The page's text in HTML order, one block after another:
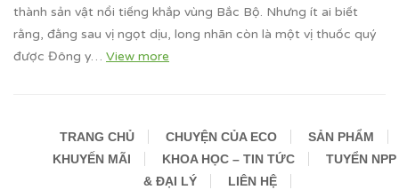
thành sản vật nổi tiếng khắp vùng Bắc Bộ. Nhưng ít ai biết
rằng, đằng sau vị ngọt dịu, long nhãn còn là một vị thuốc quý
được Đông y… View more
TRANG CHỦ CHUYỆN CỦA ECO
SẢN PHẨM
KHUYẾN MÃI
KHOA HỌC – TIN TỨC
TUYỂN NPP
& ĐẠI LÝ
LIÊN HỆ